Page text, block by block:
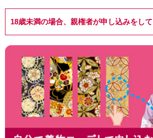
18歳未満の場合、親権者が申し込みをして